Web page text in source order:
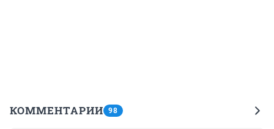
КОММЕНТАРИИ 98